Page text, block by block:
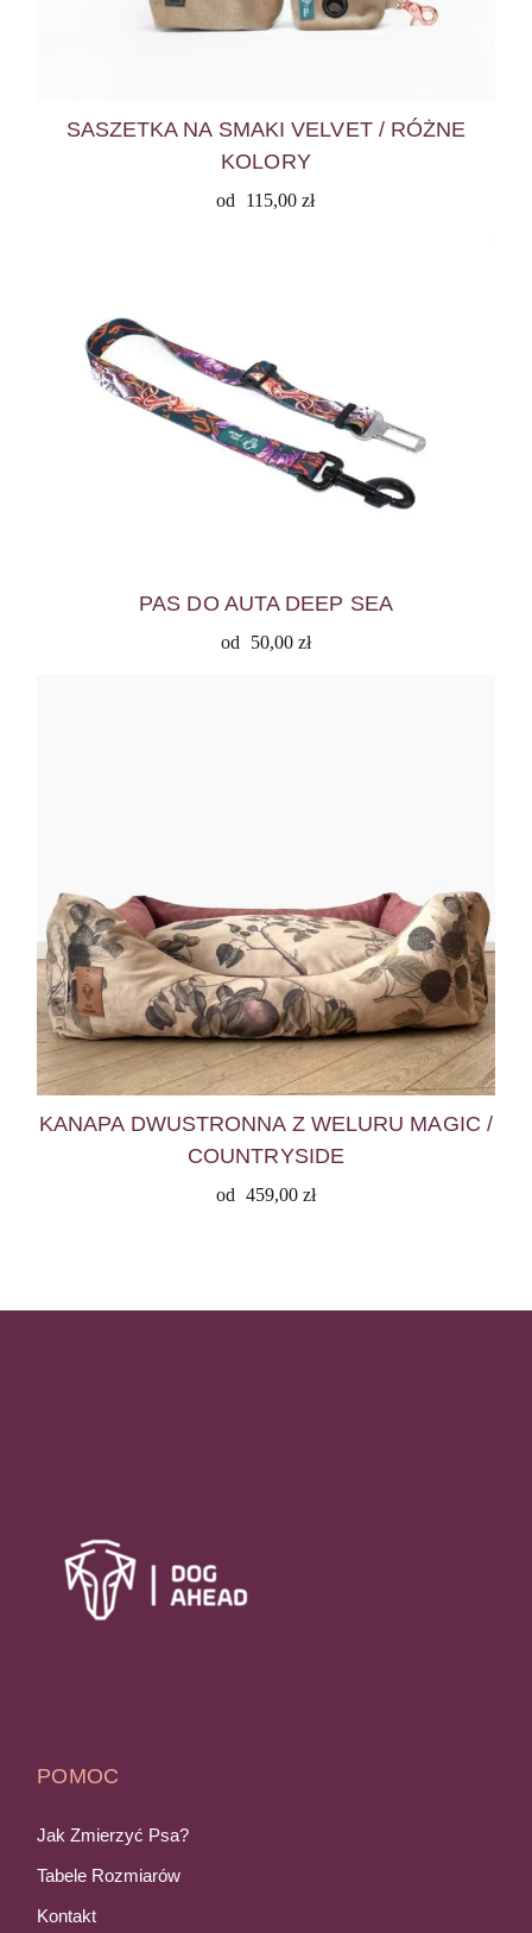
SASZETKA NA SMAKI VELVET / RÓŻNE
KOLORY
od 115,00zł
PAS DO AUTA DEEP SEA
od 50,00 zł
KANAPA DWUSTRONNA Z WELURU MAGIC /
COUNTRYSIDE
od 459,00 zł
POMOC
Jak Zmierzyć Psa?
Tabele Rozmiarów
Kontakt